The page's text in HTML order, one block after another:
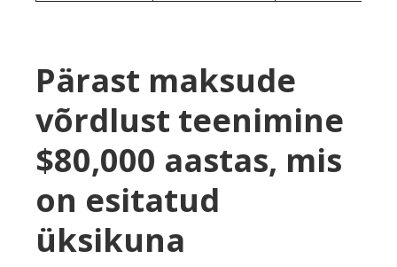
Pärast maksude
võrdlust teenimine
$80,000 aastas, mis
on esitatud
üksikuna